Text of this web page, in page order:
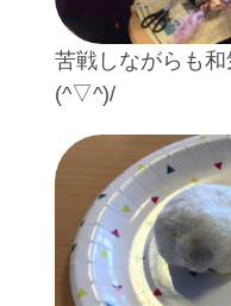
苦戦しながらも
(^▽^)/